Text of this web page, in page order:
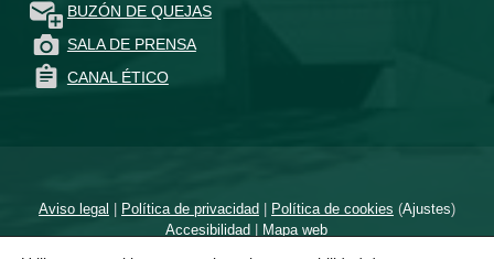
BUZÓN DE QUEJAS
SALA DE PRENSA
CANAL ÉTICO
Aviso legal | Política de privacidad| Política de cookies (Ajustes)
Accesibilidad | Mapa web